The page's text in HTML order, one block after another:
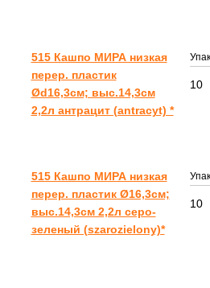
515 Кашпо МИРА низкая
перер. пластик
Ød16,3см; выс.14,3см
2,2л антрацит (antracyt) *
10
515 Кашпо МИРА низкая
перер. пластик Ø16,3см;
выс.14,3см 2,2л серо-
зеленый (szarozielony)*
10